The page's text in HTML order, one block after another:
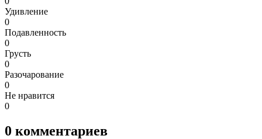
Удивление
0
Подавленность
0
Грусть
0
Разочарование
0
Не нравится
0
0 комментариев